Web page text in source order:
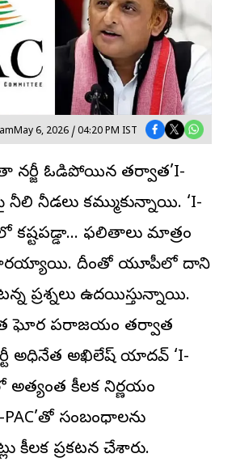
May 6, 2026 / 04:20 PM IST
ఓడిపోయిన తర్వాత’I-
నీలి నీడలు కమ్ముకున్నాయి. ‘I-
కష్టపడ్డా… ఫలితాలు మాత్రం
దీంతో యూపీలో దాని
ప్రశ్నలు ఉదయిస్తున్నాయి.
ఘోర పరాజయం తర్వాత
అధినేత అఖిలేష్ యాదవ్ ‘I-
అత్యంత కీలక నిర్ణయం
PAC’తో సంబంధాలను
కీలక ప్రకటన చేశారు.